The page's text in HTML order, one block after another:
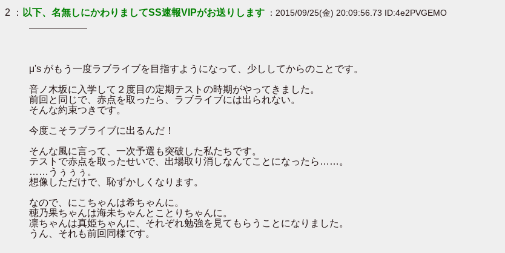
2 ： 以下、名無しにかわりましてSS速報VIPがお送りします ：2015/09/25(金) 20:09:56.73 ID:4e2PVGEMO
――――――
μ's がもう一度ラブライブを目指すようになって、少ししてからのことです。
音ノ木坂に入学して２度目の定期テストの時期がやってきました。
前回と同じで、赤点を取ったら、ラブライブには出られない。
そんな約束つきです。
今度こそラブライブに出るんだ！
そんな風に言って、一次予選も突破した私たちです。
テストで赤点を取ったせいで、出場取り消しなんてことになったら……。
……うぅぅぅ。
想像しただけで、恥ずかしくなります。
なので、にこちゃんは希ちゃんに。
穂乃果ちゃんは海未ちゃんとことりちゃんに。
凛ちゃんは真姫ちゃんに、それぞれ勉強を見てもらうことになりました。
うん、それも前回同様です。